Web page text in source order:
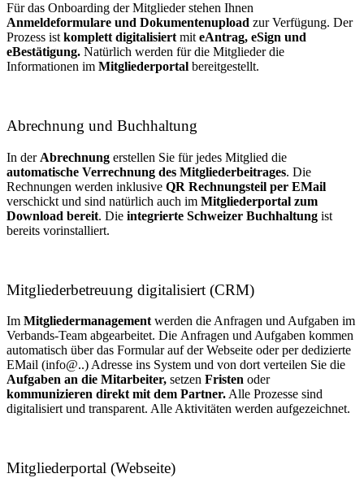
Für das Onboarding der Mitglieder stehen Ihnen
Anmeldeformulare und Dokumentenupload zur Verfügung. Der
Prozess istkomplett digitalisiertmiteAntrag, eSign und
eBestätigung. Natürlich werden für die Mitglieder die
Informationen im Mitgliederportal bereitgestellt.
Abrechnung und Buchhaltung
In der Abrechnung erstellen Sie für jedes Mitglied die
automatische Verrechnung des Mitgliederbeitrages. Die
Rechnungen werden inklusive QR Rechnungsteil per EMail
verschickt und sind natürlich auch im Mitgliederportal zum
Download bereit. Die integrierte Schweizer Buchhaltung ist
bereits vorinstalliert.
Mitgliederbetreuung digitalisiert (CRM)
Im Mitgliedermanagement werden die Anfragen und Aufgaben im
Verbands-Team abgearbeitet. Die Anfragen und Aufgaben kommen
automatisch über das Formular auf der Webseite oder per dedizierte
EMail (info@..) Adresse ins System und von dort verteilen Sie die
Aufgaben an die Mitarbeiter, setzen Fristen oder
kommunizieren direkt mit dem Partner. Alle Prozesse sind
digitalisiert und transparent. Alle Aktivitäten werden aufgezeichnet.
Mitgliederportal (Webseite)